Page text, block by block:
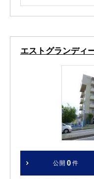
エストグランディ
公開 0 件